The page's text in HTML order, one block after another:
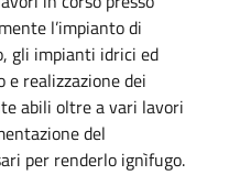
l’impianto di
gli impianti idrici ed
realizzazione dei
abili oltre a vari lavori
del
per renderlo ignìfugo.